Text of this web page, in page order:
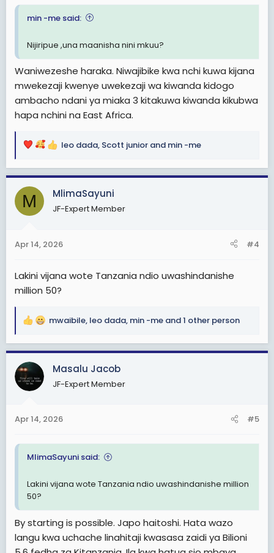
min -me said:
Nijiripue ,una maanisha nini mkuu?
Waniwezeshe haraka. Niwajibike kwa nchi kuwa kijana
mwekezaji kwenye uwekezaji wa kiwanda kidogo
ambacho ndani ya miaka 3 kitakuwa kiwanda kikubwa
hapa nchini na East Africa.
R
a
c
t
i
s
leo dada, Scott junior and min -me
M MlimaSayuni
JF-Expert Member
Apr 14, 2026 #4
Lakini vijana wote Tanzania ndio uwashindanishe
million 50?
R
a
c
t
i
s
mwaibile, leo dada, min -me and 1 other person
Masalu Jacob
JF-Expert Member
Apr 14, 2026 #5
MlimaSayuni said:
Lakini vijana wote Tanzania ndio uwashindanishe million
50?
By starting is possible. Japo haitoshi. Hata wazo
langu kwa uchache linahitaji kwasasa zaidi ya Bilioni